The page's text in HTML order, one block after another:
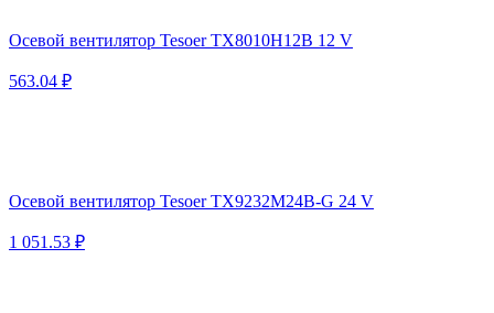
Осевой вентилятор Tesoer TX8010H12B 12 V
563.04 ₽
Осевой вентилятор Tesoer TX9232M24B-G 24 V
1 051.53 ₽